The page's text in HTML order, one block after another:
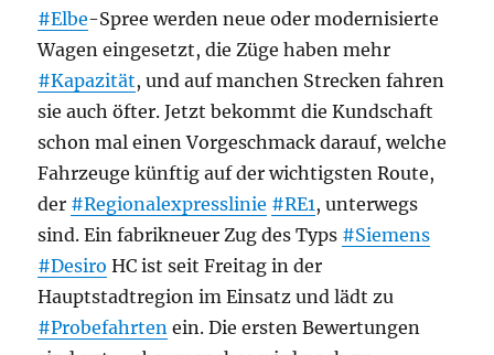
#Elbe-Spree werden neue oder modernisierte
Wagen eingesetzt, die Züge haben mehr
#Kapazität, und auf manchen Strecken fahren
sie auch öfter. Jetzt bekommt die Kundschaft
schon mal einen Vorgeschmack darauf, welche
Fahrzeuge künftig auf der wichtigsten Route,
der #Regionalexpresslinie #RE1, unterwegs
sind. Ein fabrikneuer Zug des Typs #Siemens
#Desiro HC ist seit Freitag in der
Hauptstadtregion im Einsatz und lädt zu
#Probefahrten ein. Die ersten Bewertungen